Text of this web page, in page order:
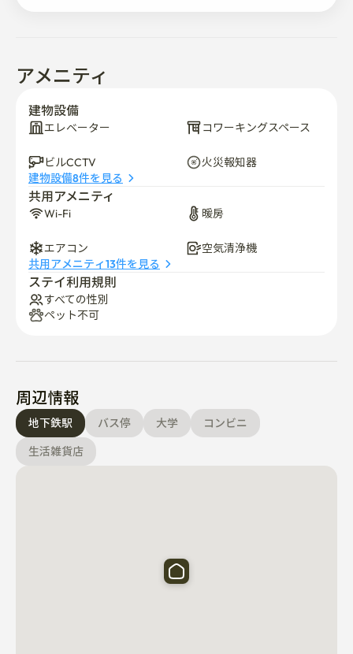
です。
アメニティ
建物設備
エレベーター コワーキングスペース
ビルCCTV
火災報知器
建物設備8件を見る
共用アメニティ
Wi-Fi 暖房
エアコン
空気清浄機
共用アメニティ13件を見る
ステイ利用規則
すべての性別
ペット不可
周辺情報
地下鉄駅 バス停 大学
コンビニ
生活雑貨店